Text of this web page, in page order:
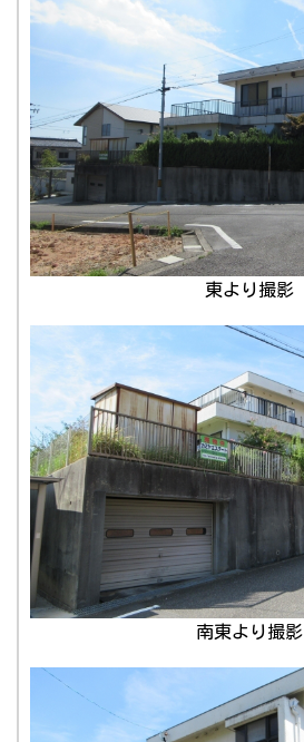
東より撮影
南東より撮影